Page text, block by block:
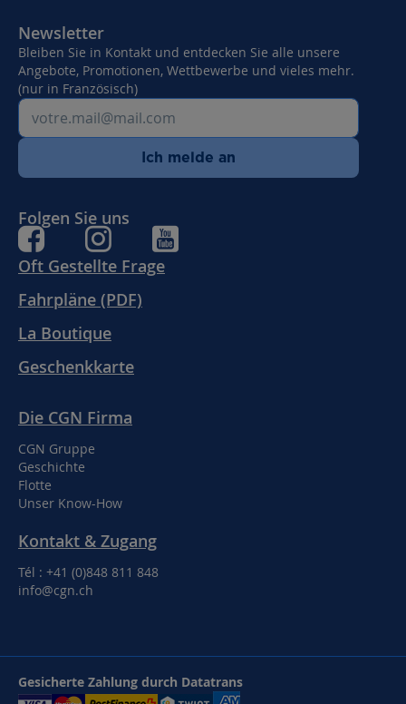
Oft Gestellte Frage
Fahrpläne (PDF)
La Boutique
Geschenkkarte
Die CGN Firma
CGN Gruppe
Geschichte
Flotte
Unser Know-How
Kontakt & Zugang
Tél : +41 (0)848 811 848
info@cgn.ch
Newsletter
Bleiben Sie in Kontakt und entdecken Sie alle unsere
Angebote, Promotionen, Wettbewerbe und vieles mehr.
(nur in Französisch)
Ich melde an
Folgen Sie uns
Gesicherte Zahlung durch Datatrans